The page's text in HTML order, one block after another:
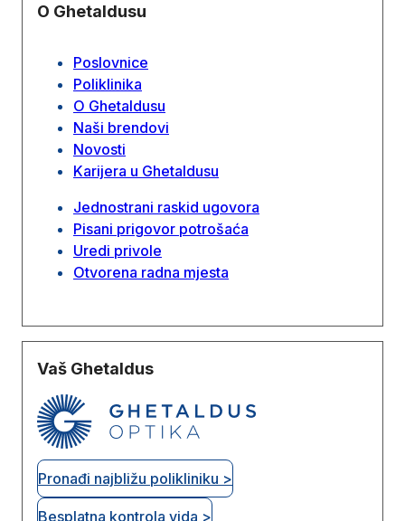
O Ghetaldusu
Poslovnice
Poliklinika
O Ghetaldusu
Naši brendovi
Novosti
Karijera u Ghetaldusu
Jednostrani raskid ugovora
Pisani prigovor potrošaća
Uredi privole
Otvorena radna mjesta
Vaš Ghetaldus
Pronađi najbližu polikliniku >
Besplatna kontrola vida >